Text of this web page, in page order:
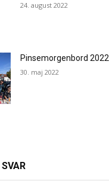
24. august 2022
Pinsemorgenbord 2022
30. maj 2022